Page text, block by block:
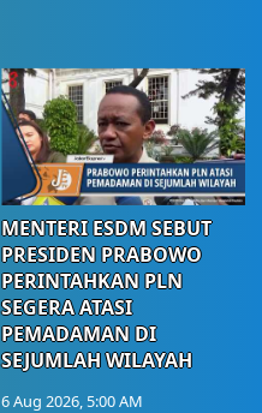
MENTERI ESDM SEBUT
PRESIDEN PRABOWO
PERINTAHKAN PLN
SEGERA ATASI
PEMADAMAN DI
SEJUMLAH WILAYAH
6 Aug 2026, 5:00 AM